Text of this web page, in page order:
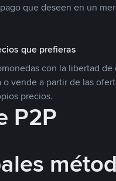
que deseen en un
que prefieras
con la libertad
o vende a partir de las
precios.
P2P